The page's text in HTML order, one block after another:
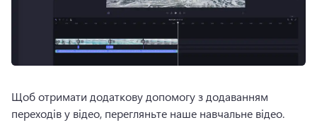
Щоб отримати додаткову допомогу з додаванням
переходів у відео, перегляньте наше навчальне відео.